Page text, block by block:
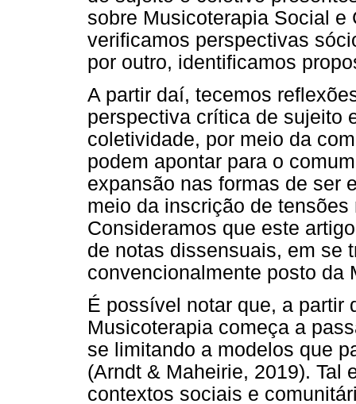
sobre Musicoterapia Social e
verificamos perspectivas
por outro, identificamos
A partir daí, tecemos
perspectiva crítica de sujeito
coletividade, por meio da
podem apontar para o
expansão nas formas de ser
meio da inscrição de
Consideramos que este
de notas dissensuais, em se
convencionalmente posto da
É possível notar que, a partir
Musicoterapia começa a
se limitando a modelos que
(Arndt & Maheirie, 2019). Tal
contextos sociais e